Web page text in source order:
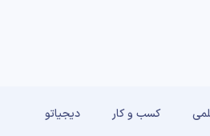
کسب و کار دیجیاتو